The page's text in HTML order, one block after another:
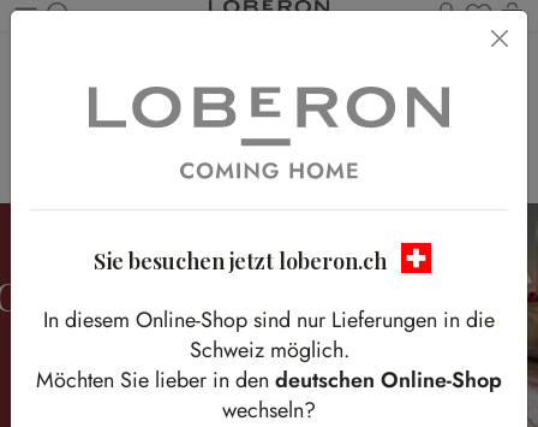
Du
FARBE IM FOKUS
Farbenfrohe Hingucker und Deko-Highlights für Ihr
Wohnzimmer
ROT
Sie besuchen jetzt loberon.ch
In diesem Online-Shop sind nur Lieferungen in die
Schweiz möglich.
Möchten Sie lieber in den deutschen Online-Shop
wechseln?